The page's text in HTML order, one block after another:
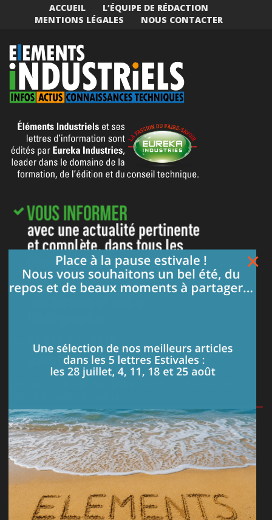
ACCUEIL
L’ÉQUIPE DE RÉDACTION
MENTIONS LÉGALES
NOUS CONTACTER
Je m'abonne à la lettre
PARTAGEZ VOS CONNAISSANCES
×